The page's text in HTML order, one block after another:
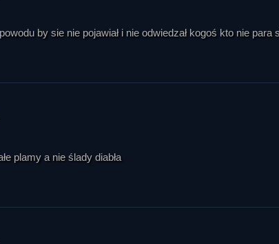
by sie nie pojawiał i nie odwiedzał kogoś kto nie
plamy a nie ślady diabła